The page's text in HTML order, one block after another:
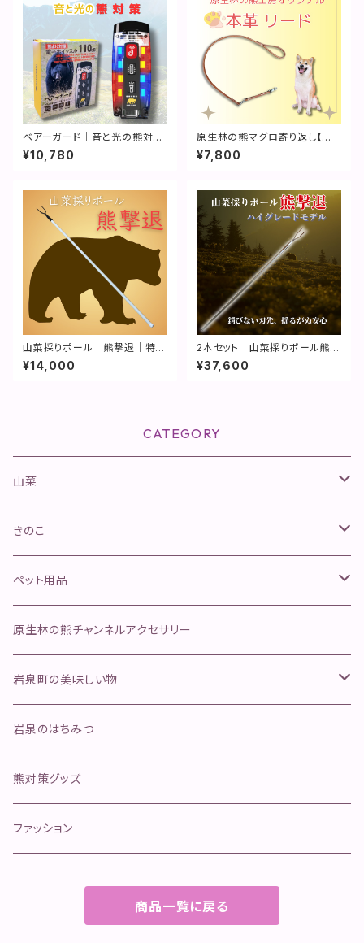
ベアーガード｜音と光の熊対策
（熊よけブザー）
¥10,780
原生林の熊マグロ寄り返し【本
革リード】
¥7,800
山菜採りポール 熊撃退｜特許
取得済
¥14,000
2本セット 山菜採りポール熊撃
退 ハイグレードモデル【特許取
得】
¥37,600
CATEGORY
山菜
山菜きのこセット
ネマガリタケセット
ふきのとう
行者にんにく
きのこ
松茸
舞茸
そのほかのきのこ
ペット用品
金櫛
ペットフード
ジャーキー
ボイル
手作り本革安全首環
マグロ寄り返しリード
オールステンレスリード
原生林の熊チャンネルアクセサリー
岩泉町の美味しい物
天然岩魚
岩泉ヨーグルト
イタチハギの蜂蜜
岩泉のはちみつ
熊対策グッズ
ファッション
商品一覧に戻る